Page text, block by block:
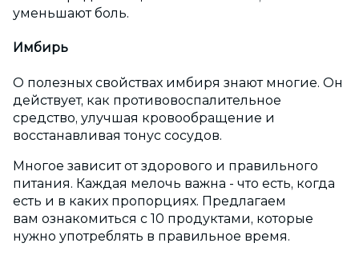
уменьшают боль.
Имбирь
О полезных свойствах имбиря знают многие. Он
действует, как противовоспалительное
средство, улучшая кровообращение и
восстанавливая тонус сосудов.
Многое зависит от здорового и правильного
питания. Каждая мелочь важна - что есть, когда
есть и в каких пропорциях. Предлагаем
вам ознакомиться с 10 продуктами, которые
нужно употреблять в правильное время.